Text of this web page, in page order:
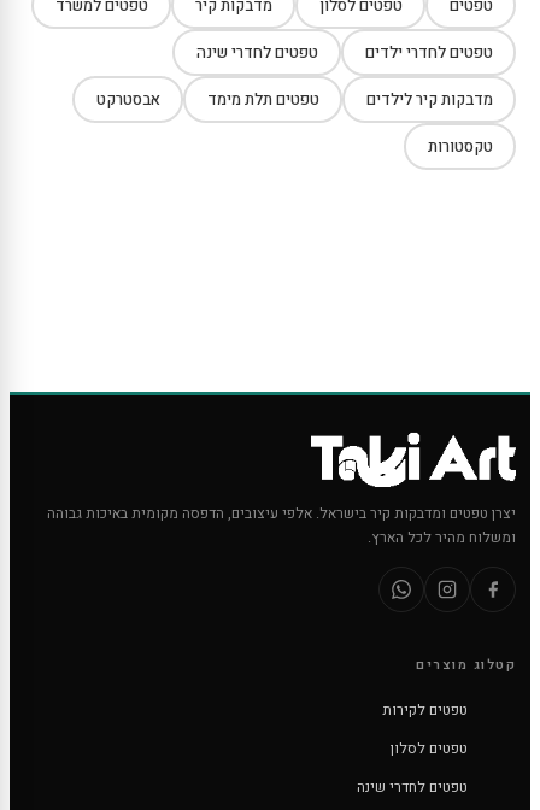
טפטים טפטים לסלון מדבקות קיר טפטים למשרד
טפטים לחדרי ילדים טפטים לחדרי שינה
מדבקות קיר לילדים טפטים תלת מימד אבסטרקט
טקסטורות
יצרן טפטים ומדבקות קיר בישראל. אלפי עיצובים, הדפסה מקומית באיכות גבוהה
ומשלוח מהיר לכל הארץ.
קטלוג מוצרים
טפטים לקירות
טפטים לסלון
טפטים לחדרי שינה